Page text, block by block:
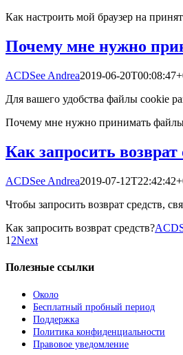
Как настроить мой браузер на
Почему мне нужно
ACDSee Andrea2019-06-
Для вашего удобства файлы cookie
Почему мне нужно принимать
Как запросить возврат
ACDSee Andrea2019-07-
Чтобы запросить возврат средств,
Как запросить возврат средств?
1 2Next
Полезные ссылки
Около
Бесплатный пробный период
Поддержка
Политика конфиденциальности
Правовое уведомление